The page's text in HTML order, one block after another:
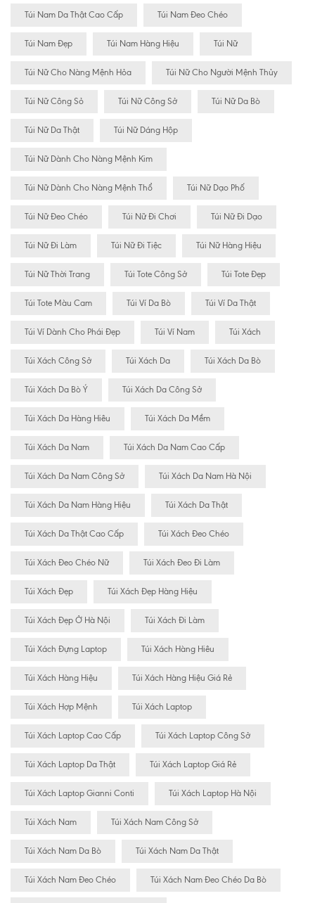
Túi Nam Da Thật Cao Cấp Túi Nam Đeo Chéo
Túi Nam Đẹp Túi Nam Hàng Hiệu Túi Nữ
Túi Nữ Cho Nàng Mệnh Hỏa Túi Nữ Cho Người Mệnh Thủy
Túi Nữ Công Sỏ Túi Nữ Công Sở Túi Nữ Da Bò
Túi Nữ Da Thật Túi Nữ Dáng Hộp
Túi Nữ Dành Cho Nàng Mệnh Kim
Túi Nữ Dành Cho Nàng Mệnh Thổ Túi Nữ Dạo Phố
Túi Nữ Đeo Chéo Túi Nữ Đi Chơi Túi Nữ Đi Dạo
Túi Nữ Đi Làm Túi Nữ Đi Tiệc Túi Nữ Hàng Hiệu
Túi Nữ Thời Trang Túi Tote Công Sở Túi Tote Đẹp
Túi Tote Màu Cam Túi Ví Da Bò Túi Ví Da Thật
Túi Ví Dành Cho Phái Đẹp Túi Ví Nam Túi Xách
Túi Xách Công Sở Túi Xách Da Túi Xách Da Bò
Túi Xách Da Bò Ý Túi Xách Da Công Sở
Túi Xách Da Hàng Hiêu Túi Xách Da Mềm
Túi Xách Da Nam Túi Xách Da Nam Cao Cấp
Túi Xách Da Nam Công Sở Túi Xách Da Nam Hà Nội
Túi Xách Da Nam Hàng Hiệu Túi Xách Da Thật
Túi Xách Da Thật Cao Cấp Túi Xách Đeo Chéo
Túi Xách Đeo Chéo Nữ Túi Xách Đeo Đi Làm
Túi Xách Đẹp Túi Xách Đẹp Hàng Hiệu
Túi Xách Đẹp Ở Hà Nội Túi Xách Đi Làm
Túi Xách Đựng Laptop Túi Xách Hàng Hiêu
Túi Xách Hàng Hiệu Túi Xách Hàng Hiệu Giá Rẻ
Túi Xách Hợp Mệnh Túi Xách Laptop
Túi Xách Laptop Cao Cấp Túi Xách Laptop Công Sở
Túi Xách Laptop Da Thật Túi Xách Laptop Giá Rẻ
Túi Xách Laptop Gianni Conti Túi Xách Laptop Hà Nội
Túi Xách Nam Túi Xách Nam Công Sở
Túi Xách Nam Da Bò Túi Xách Nam Da Thật
Túi Xách Nam Đeo Chéo Túi Xách Nam Đeo Chéo Da Bò